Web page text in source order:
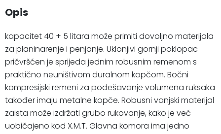
Opis
kapacitet 40 + 5 litara može primiti dovoljno materijala
za planinarenje i penjanje. Uklonjivi gornji poklopac
pričvršćen je sprijeda jednim robusnim remenom s
praktično neuništivom duralnom kopčom. Bočni
kompresijski remeni za podešavanje volumena ruksaka
također imaju metalne kopče. Robusni vanjski materijal
zaista može izdržati grubo rukovanje, kako je već
uobičajeno kod X.M.T. Glavna komora ima jedno